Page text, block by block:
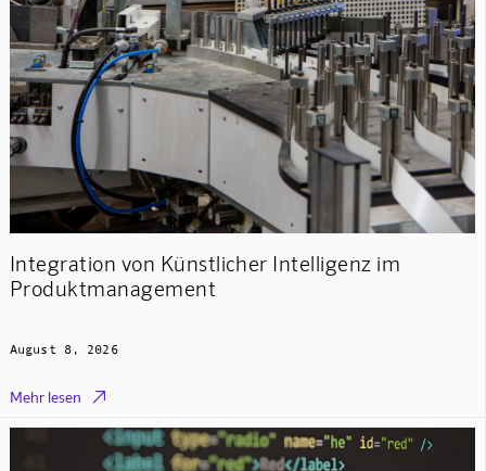
Integration von Künstlicher Intelligenz im
Produktmanagement
August 8, 2026
Mehr lesen 